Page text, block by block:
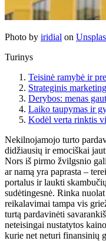
Photo by iridial on
Turinys
Teisinė ramybė ir
Strateginis
Derybos: menas
Laiko taupymas ir
Kodėl verta rinktis
Nekilnojamojo turto
didžiausių ir emociškai
Nors iš pirmo žvilgsnio
ar namą yra paprasta –
portalus ir laukti
sudėtingesnė. Rinka
reikalavimai tampa vis
turtą pardavinėti
neteisingai nustatytos
kurie net neturi finansinių